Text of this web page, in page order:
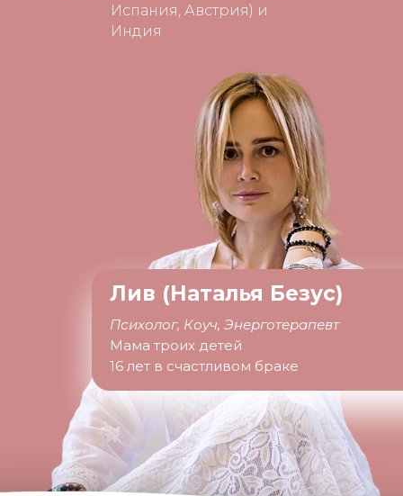
Лив (Наталья Безус)
Испания, Австрия) и
Индия
Психолог, Коуч, Энерготерапевт
Мама троих детей
16 лет в счастливом браке